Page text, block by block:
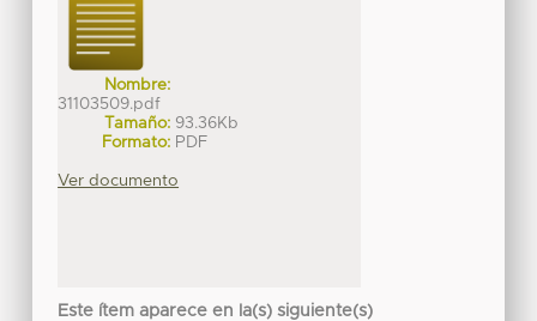
Nombre:
31103509.pdf
Tamaño: 93.36Kb
Formato: PDF
Ver documento
Este ítem aparece en la(s) siguiente(s)